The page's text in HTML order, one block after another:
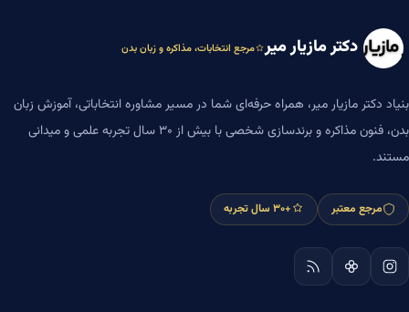
دکتر مازیار میر مرجع انتخابات، مذاکره و زبان بدن
بنیاد دکتر مازیار میر، همراه حرفه‌ای شما در مسیر مشاوره انتخاباتی، آموزش زبان
بدن، فنون مذاکره و برندسازی شخصی با بیش از ۳۰ سال تجربه علمی و میدانی
مستند.
مرجع معتبر +۳۰ سال تجربه